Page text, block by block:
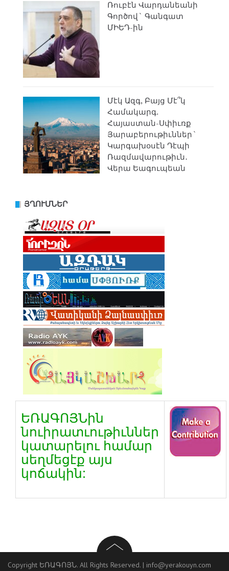
Ռուբէն Վարդանեանի
Գործով` Գանգատ
ՄԻԵԴ-ին
Մէկ Ազգ, Բայց Մէ՞կ
Համակարգ.
Հայաստան-Սփիւռք
Յարաբերութիւններ`
Կարգախօսէն Դէպի
Ռազմավարութիւն․
Վերա Եագուպեան
ՅՂՈՒՄՆԵՐ
ԵՌԱԳՈՅՆին
նուիրատւութիւններ
կատարելու համար
սեղմեցէք այս
կոճակին:
Copyright ԵՌԱԳՈՅՆ. All Rights Reserved. | info@yerakouyn.com